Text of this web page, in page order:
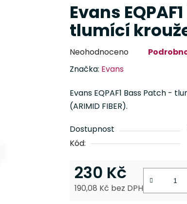
Evans
tlumící
Průměrné
produktu
je
0,0
z
5
hvězdiček.
Neohodnoceno
Značka: Evans
Evans EQPAF1 Bass Patch -
(ARIMID FIBER).
Dostupnost
Kód:
230 Kč
190,08 Kč bez DPH